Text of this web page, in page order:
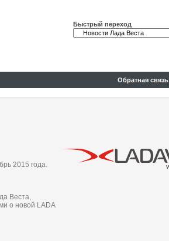
Быстрый переход
Обратная связь
2015 года.
Веста,
о новой LADA